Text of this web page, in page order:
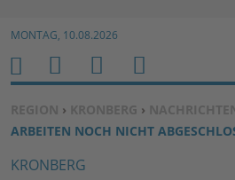
Zum Inhalt
MONTAG, 10.08.2026
SIE BEFINDEN SICH HIER:
REGION › KRONBERG ›
ARBEITEN NOCH NICHT
KRONBERG
H
O
M
E
M
E
N
U
S
U
C
B
E
N